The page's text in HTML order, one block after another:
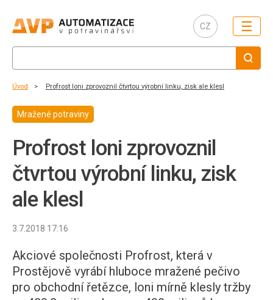
CZ ☰
Úvod Profrost loni zprovoznil čtvrtou výrobní linku, zisk ale klesl
Mražené potraviny
Profrost loni zprovoznil
čtvrtou výrobní linku, zisk
ale klesl
3.7.2018 17:16
Akciové společnosti Profrost, která v
Prostějově vyrábí hluboce mražené pečivo
pro obchodní řetězce, loni mírně klesly tržby